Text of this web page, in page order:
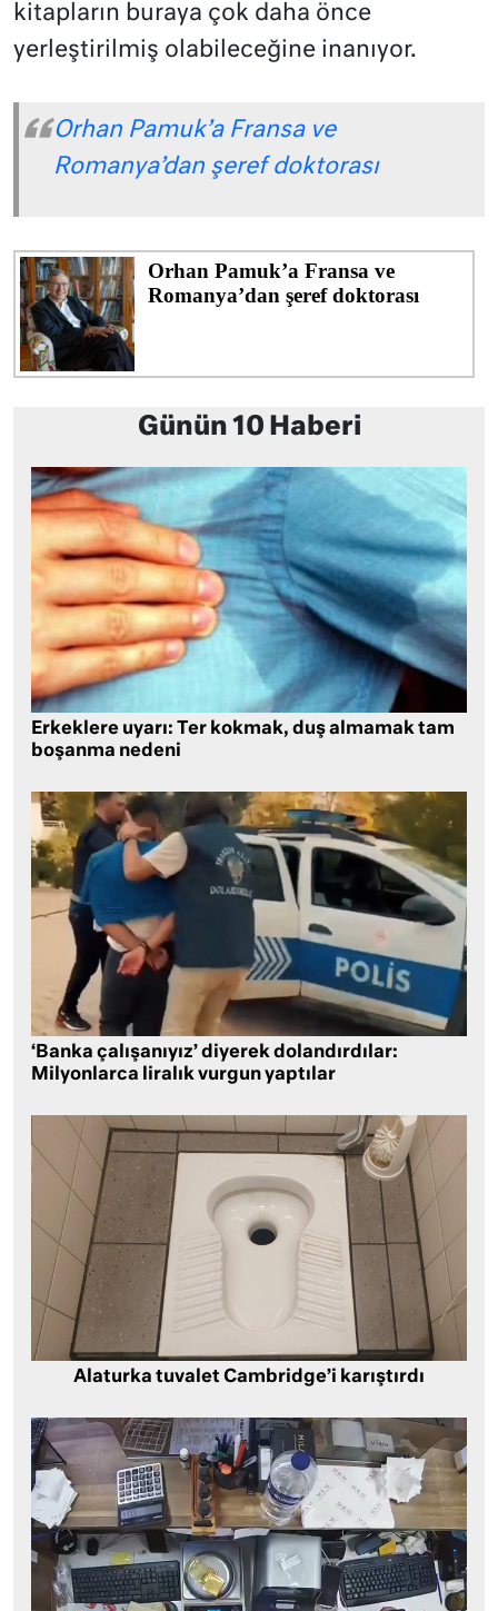
kitapların buraya çok daha önce
yerleştirilmiş olabileceğine inanıyor.
Orhan Pamuk’a Fransa ve
Romanya’dan şeref doktorası
Günün 10 Haberi
Erkeklere uyarı: Ter kokmak, duş almamak tam
boşanma nedeni
‘Banka çalışanıyız’ diyerek dolandırdılar:
Milyonlarca liralık vurgun yaptılar
Alaturka tuvalet Cambridge’i karıştırdı